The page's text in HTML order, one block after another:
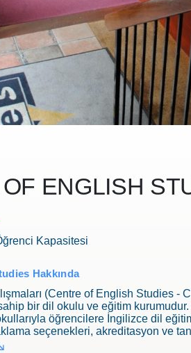
ENGLISH
Kapasitesi
Hakkında
(Centre of English Studies -
sahip bir dil okulu ve eğitim
öğrencilere İngilizce dil
seçenekleri, akreditasyon ve
kaliteli ve etkili bir dil öğrenme